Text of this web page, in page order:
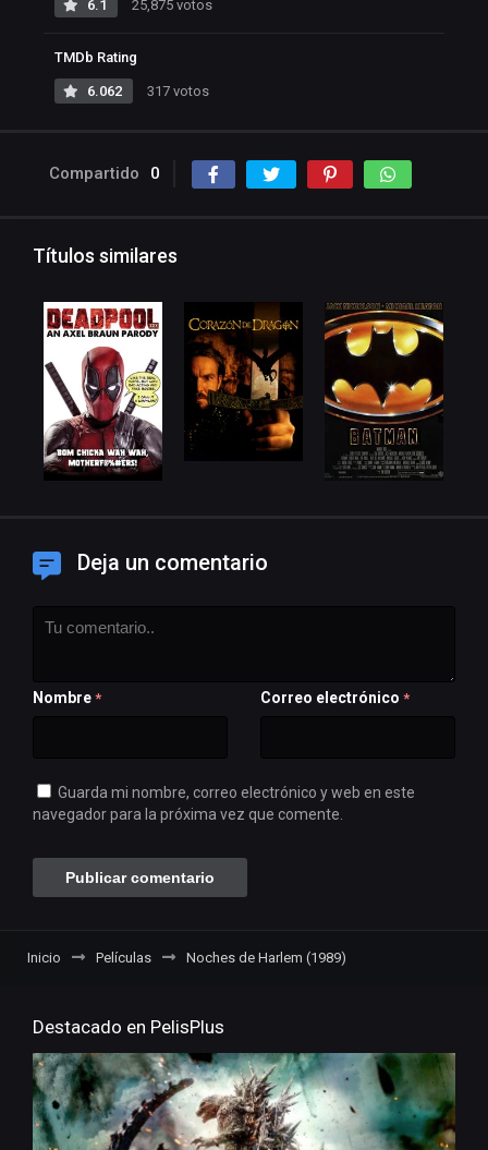
6.1 25,875 votos
TMDb Rating
6.062 317 votos
Compartido 0
Títulos similares
Deja un comentario
Nombre * Correo electrónico *
Guarda mi nombre, correo electrónico y web en este
navegador para la próxima vez que comente.
Inicio Películas Noches de Harlem (1989)
Destacado en PelisPlus